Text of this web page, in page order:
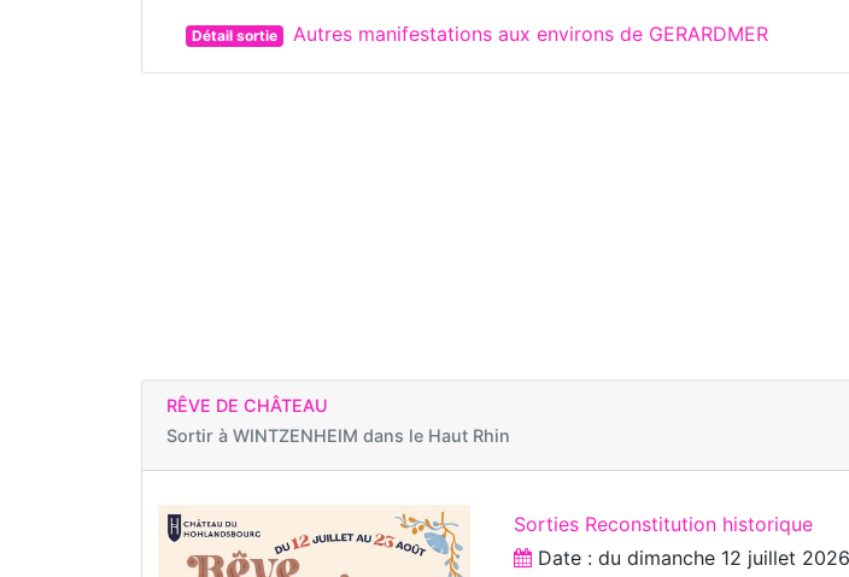
Détail sortie Autres manifestations aux environs de GERARDMER
RÊVE DE CHÂTEAU
Sortir à WINTZENHEIM dans le Haut Rhin
Sorties Reconstitution historique
Date : du dimanche 12 juillet 2026